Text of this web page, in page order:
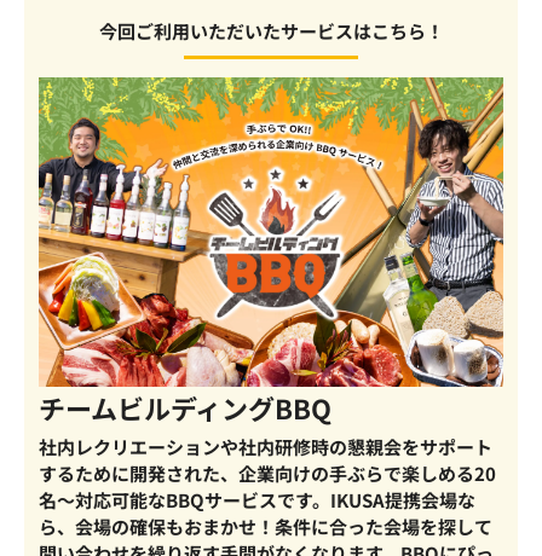
今回ご利用いただいたサービスはこちら！
チームビルディングBBQ
社内レクリエーションや社内研修時の懇親会をサポート
するために開発された、企業向けの手ぶらで楽しめる20
名～対応可能なBBQサービスです。IKUSA提携会場な
ら、会場の確保もおまかせ！条件に合った会場を探して